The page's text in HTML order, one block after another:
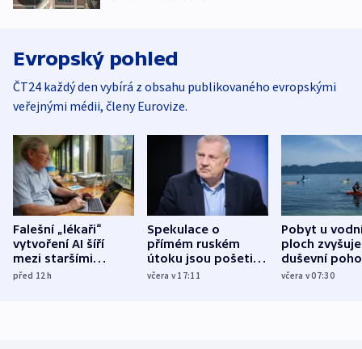
Evropský pohled
ČT24 každý den vybírá z obsahu publikovaného evropskými
veřejnými médii, členy Eurovize.
Falešní „lékaři“
vytvoření AI šíří
mezi staršími
Poláky nebezpečné
před 12h
Spekulace o
přímém ruském
útoku jsou pošetilé,
míní estonský
včera v 17:11
Pobyt u
ploch zvyšuje
duševní
ukázala
včera v 07:30